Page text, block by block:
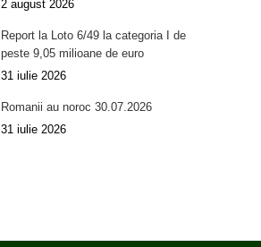
2 august 2026
Report la Loto 6/49 la categoria I de
peste 9,05 milioane de euro
31 iulie 2026
Romanii au noroc 30.07.2026
31 iulie 2026